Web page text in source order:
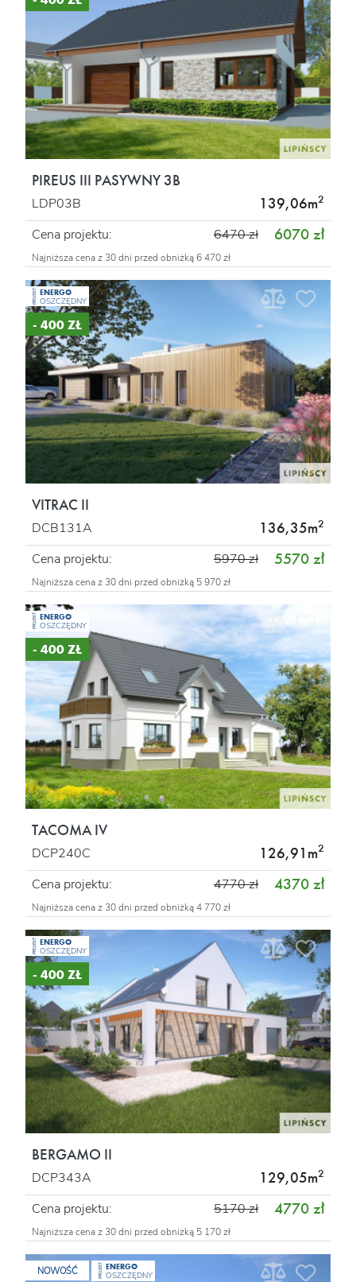
PIREUS III PASYWNY 3B
LDP03B 139,06m2
Cena projektu: 6070 zł
6470 zł
Najniższa cena z 30 dni przed obniżką 6 470 zł
PROJEKT ENERGO
OSZCZĘDNY
- 400 ZŁ
VITRAC II
DCB131A 136,35m2
Cena projektu: 5570 zł
5970 zł
Najniższa cena z 30 dni przed obniżką 5 970 zł
PROJEKT ENERGO
OSZCZĘDNY
- 400 ZŁ
TACOMA IV
DCP240C 126,91m2
Cena projektu: 4370 zł
4770 zł
Najniższa cena z 30 dni przed obniżką 4 770 zł
PROJEKT ENERGO
OSZCZĘDNY
- 400 ZŁ
BERGAMO II
DCP343A 129,05m2
Cena projektu: 4770 zł
5170 zł
Najniższa cena z 30 dni przed obniżką 5 170 zł
NOWOŚĆ PROJEKT ENERGO
OSZCZĘDNY